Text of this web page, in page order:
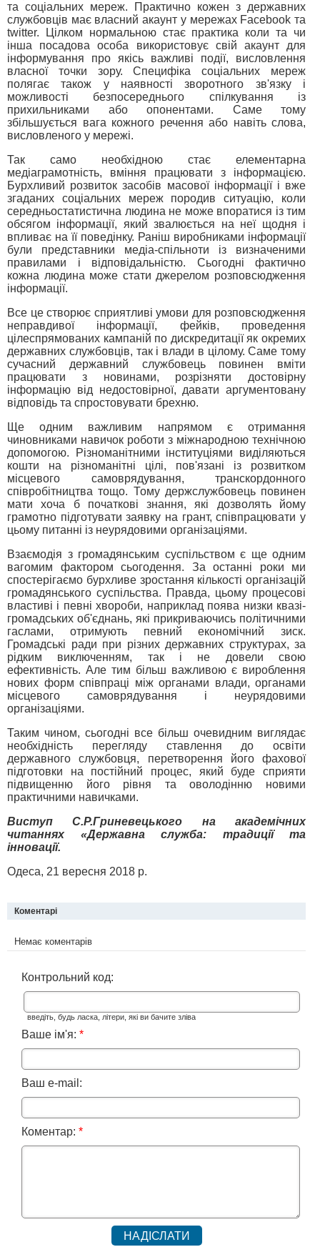
та соціальних мереж. Практично кожен з державних
службовців має власний акаунт у мережах Facebook та
twitter. Цілком нормальною стає практика коли та чи
інша посадова особа використовує свій акаунт для
інформування про якісь важливі події, висловлення
власної точки зору. Специфіка соціальних мереж
полягає також у наявності зворотного зв'язку і
можливості безпосереднього спілкування із
прихильниками або опонентами. Саме тому
збільшується вага кожного речення або навіть слова,
висловленого у мережі.
Так само необхідною стає елементарна
медіаграмотність, вміння працювати з інформацією.
Бурхливий розвиток засобів масової інформації і вже
згаданих соціальних мереж породив ситуацію, коли
середньостатистична людина не може впоратися із тим
обсягом інформації, який звалюється на неї щодня і
впливає на її поведінку. Раніш виробниками інформації
були представники медіа-спільноти із визначеними
правилами і відповідальністю. Сьогодні фактично
кожна людина може стати джерелом розповсюдження
інформації.
Все це створює сприятливі умови для розповсюдження
неправдивої інформації, фейків, проведення
цілеспрямованих кампаній по дискредитації як окремих
державних службовців, так і влади в цілому. Саме тому
сучасний державний службовець повинен вміти
працювати з новинами, розрізняти достовірну
інформацію від недостовірної, давати аргументовану
відповідь та спростовувати брехню.
Ще одним важливим напрямом є отримання
чиновниками навичок роботи з міжнародною технічною
допомогою. Різноманітними інституціями виділяються
кошти на різноманітні цілі, пов'язані із розвитком
місцевого самоврядування, транскордонного
співробітництва тощо. Тому держслужбовець повинен
мати хоча б початкові знання, які дозволять йому
грамотно підготувати заявку на грант, співпрацювати у
цьому питанні із неурядовими організаціями.
Взаємодія з громадянським суспільством є ще одним
вагомим фактором сьогодення. За останні роки ми
спостерігаємо бурхливе зростання кількості організацій
громадянського суспільства. Правда, цьому процесові
властиві і певні хвороби, наприклад поява низки квазі-
громадських об'єднань, які прикриваючись політичними
гаслами, отримують певний економічний зиск.
Громадські ради при різних державних структурах, за
рідким виключенням, так і не довели свою
ефективність. Але тим більш важливою є вироблення
нових форм співпраці між органами влади, органами
місцевого самоврядування і неурядовими
організаціями.
Таким чином, сьогодні все більш очевидним виглядає
необхідність перегляду ставлення до освіти
державного службовця, перетворення його фахової
підготовки на постійний процес, який буде сприяти
підвищенню його рівня та оволодінню новими
практичними навичками.
Виступ С.Р.Гриневецького на академічних
читаннях «Державна служба: традиції та
інновації.
Одеса, 21 вересня 2018 р.
Коментарі
Немає коментарів
Контрольний код:
введіть, будь ласка, літери, які ви бачите зліва
Ваше ім'я: *
Ваш e-mail:
Коментар: *